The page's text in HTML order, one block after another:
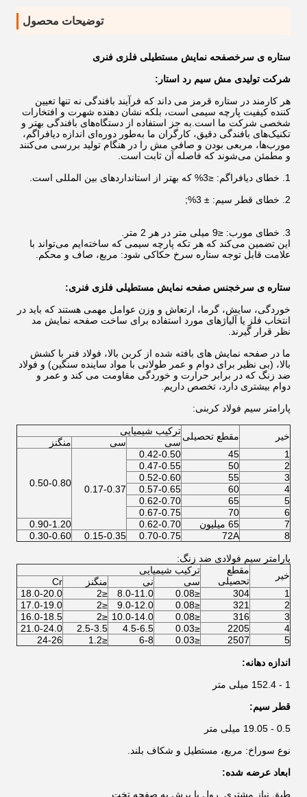
توضیحات محصول
ستاره ی سرخصفحه نمایش مستطیلی فلزی فنری
شرکت تولیدی مش سیم رد استار:
هر کارمند در ستاره قرمز می داند که فرآیند بافندگی نه تنها تعیین
کننده کیفیت پارچه سیمی است، بلکه نشان دهنده شهرت و افتخارات
شخصی شرکت ما است.به جز استفاده از دستگاه‌های بافندگی بهتر و
تکنیک‌های بافندگی دقیق، کارگران ما به‌طور دوره‌ای اندازه دیافراگم،
مورب‌ها، مربعی بودن و صافی مش را در هنگام تولید بررسی می‌کنند
و مطمئن می‌شوند که فاصله آن ثابت است.
1. خطای دیافراگم: ≤3% که بهتر از استانداردهای بین المللی است.
2. خطای قطر سیم: ± 3%;
3. خطای مورب: ≤9 میلی متر در هر 2 متر.
این تضمین می‌کند که هر تکه پارچه سیمی که ساخته‌ایم می‌تواند با
علامت قابل توجه ستاره سرخ حکاکی شود: مربع، صاف و محکم.
ستاره ی سرخجنس صفحه نمایش مستطیلی فلزی فنری:
خوردگی، سایش، گرما، ارتعاش و وزن عوامل مهمی هستند که باید در
انتخاب فلز یا آلیاژهای مورد استفاده برای ساخت صفحه نمایش مد
نظر قرار گیرند.
ما در صفحه نمایش های بافته شده از کربن بالا، فولاد فنر با کشش
بالا، (بی نظیر برای دوام و عمر طولانی با مواد ساینده سنگین) و فولاد
ضد زنگ که در برابر حرارت و خوردگی مقاومت می کند و عمر و
دوام بیشتری دارد، تخصص داریم.
پارامتر سیم فولاد کربنی:
خیر مقطع تحصیلیترکیب شیمیایی
سی
سی
منگنز
1
45
0.42-0.50
0.17-0.37
0.50-0.80
2
50
0.47-0.55
3
55
0.52-0.60
4
60
0.57-0.65
5
65
0.62-0.70
6
70
0.67-0.75
7
65 میلیون 0.62-0.70
0.90-1.20
8
72A
0.70-0.75
0.15-0.35
0.30-0.60
پارامتر سیم فولادی ضد زنگ:
خیر
مقطع
تحصیلی
ترکیب شیمیایی
سی
نی منگنز
Cr
1
304
≤0.08
8.0-11.0
≤2
18.0-20.0
2
321
≤0.08
9.0-12.0
≤2
17.0-19.0
3
316
≤0.08
10.0-14.0
≤2
16.0-18.5
4
2205
≤0.03
4.5-6.5
2.5-3.5
21.0-24.0
5
2507
≤0.03
6-8
≤1.2
24-26
اندازه دهانه:
1 - 152.4 میلی متر
قطر سیم:
0.5 - 19.05 میلی متر
نوع سوراخ: مربع، مستطیل و شکاف بلند.
ابعاد عرضه شده:
طبق نیاز مشتری. رول یا برش به صفحه تخت